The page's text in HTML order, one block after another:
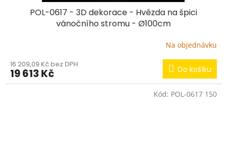
POL-0617 - 3D dekorace - Hvězda na špici
vánočního stromu - Ø100cm
Na objednávku
16 209,09 Kč bez DPH
19 613 Kč Do košíku
Kód: POL-0617 150